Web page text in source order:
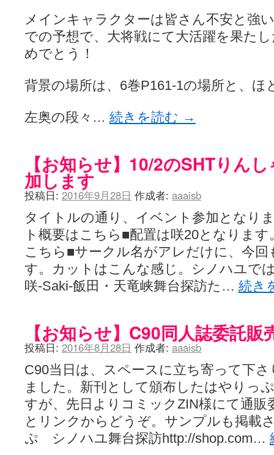
メインキャラクターは皆さん不安と強
での予想で、大将戦にて大活躍を果た
めでとう！
背景の場所は、6巻P161-1の場所と、ほ
左奥の段々… 続きを読む →
【お知らせ】10/2のSHTりん
加します
投稿日: 2016年9月28日 作成者: aaaisb
タイトルの通り、イベント参加となり
ト概要はこちら■配置は咲20となりま
こちら■サークル名がアレだけに、今
す。カットはこんな感じ。シノハユで
咲-Saki-飯田・天竜峡舞台探訪た… 続き
【お知らせ】C90同人誌委託販
投稿日: 2016年8月28日 作成者: aaaisb
C90当日は、スペースに立ち寄って下
ました。新刊として頒布したはやりっ
すが、先日よりコミックZIN様にて通販
とリンクからどうぞ。サンプルも掲載
ぷ シノハユ舞台探訪http://shop.com…